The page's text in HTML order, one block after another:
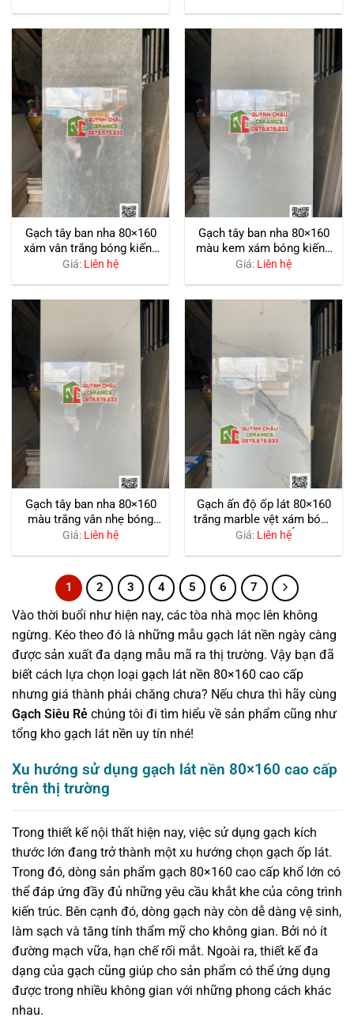
Gạch tây ban nha 80×160
xám vân trắng bóng kiếng
cao cấp
Giá: Liên hệ
Gạch tây ban nha 80×160
màu kem xám bóng kiếng
cao cấp
Giá: Liên hệ
Gạch tây ban nha 80×160
màu trắng vân nhẹ bóng
kiếng cao cấp
Giá: Liên hệ
Gạch ấn độ ốp lát 80×160
trắng marble vệt xám bóng
công nghệ Ý
Giá: Liên hệ
1 2 3 4 5 6 7
Vào thời buổi như hiện nay, các tòa nhà mọc lên không
ngừng. Kéo theo đó là những mẫu gạch lát nền ngày càng
được sản xuất đa dạng mẫu mã ra thị trường. Vậy bạn đã
biết cách lựa chọn loại gạch lát nền 80×160 cao cấp
nhưng giá thành phải chăng chưa? Nếu chưa thì hãy cùng
Gạch Siêu Rẻ chúng tôi đi tìm hiểu về sản phẩm cũng như
tổng kho gạch lát nền uy tín nhé!
Xu hướng sử dụng gạch lát nền 80×160 cao cấp
trên thị trường
Trong thiết kế nội thất hiện nay, việc sử dụng gạch kích
thước lớn đang trở thành một xu hướng chọn gạch ốp lát.
Trong đó, dòng sản phẩm gạch 80×160 cao cấp khổ lớn có
thể đáp ứng đầy đủ những yêu cầu khắt khe của công trình
kiến trúc. Bên cạnh đó, dòng gạch này còn dễ dàng vệ sinh,
làm sạch và tăng tính thẩm mỹ cho không gian. Bởi nó ít
đường mạch vữa, hạn chế rối mắt. Ngoài ra, thiết kế đa
dạng của gạch cũng giúp cho sản phẩm có thể ứng dụng
được trong nhiều không gian với những phong cách khác
nhau.